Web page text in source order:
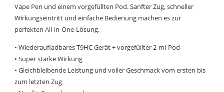
Vape Pen und einem vorgefüllten Pod. Sanfter Zug, schneller
Wirkungseintritt und einfache Bedienung machen es zur
perfekten All-in-One-Lösung.
• Wiederaufladbares T9HC Gerät + vorgefüllter 2-ml-Pod
• Super starke Wirkung
• Gleichbleibende Leistung und voller Geschmack vom ersten bis
zum letzten Zug